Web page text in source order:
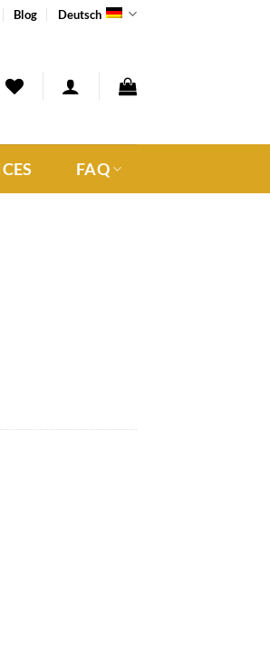
Blog Deutsch
FAQ